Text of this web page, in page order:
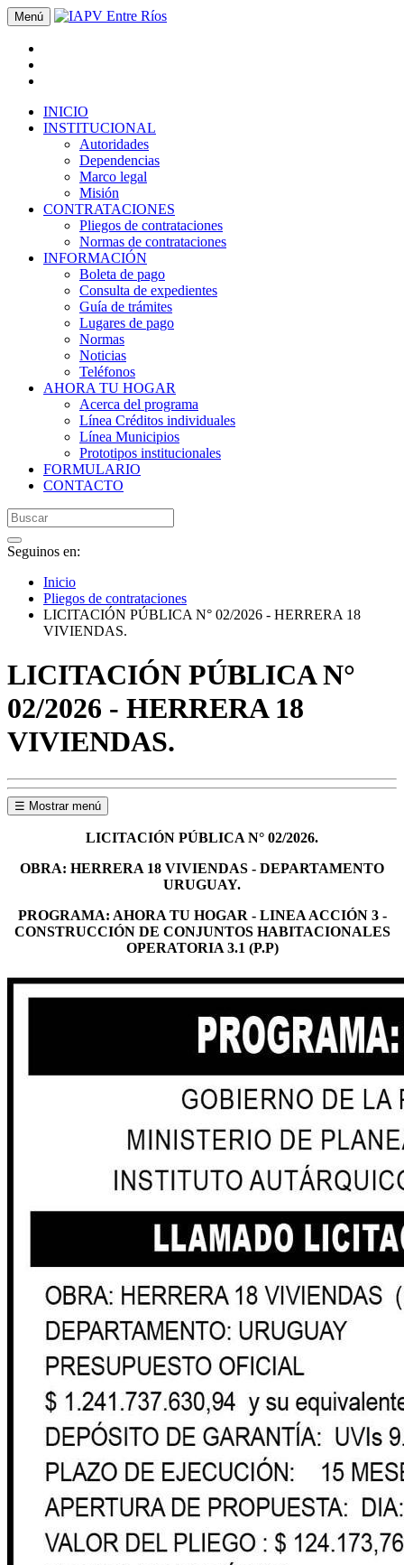
Menú
INICIO
INSTITUCIONAL
Autoridades
Dependencias
Marco legal
Misión
CONTRATACIONES
Pliegos de contrataciones
Normas de contrataciones
INFORMACIÓN
Boleta de pago
Consulta de expedientes
Guía de trámites
Lugares de pago
Normas
Noticias
Teléfonos
AHORA TU HOGAR
Acerca del programa
Línea Créditos individuales
Línea Municipios
Prototipos institucionales
FORMULARIO
CONTACTO
Seguinos en:
Inicio
Pliegos de contrataciones
LICITACIÓN PÚBLICA N° 02/2026 - HERRERA 18
VIVIENDAS.
LICITACIÓN PÚBLICA N°
02/2026 - HERRERA 18
VIVIENDAS.
☰ Mostrar menú
LICITACIÓN PÚBLICA N° 02/2026.
OBRA: HERRERA 18 VIVIENDAS - DEPARTAMENTO
URUGUAY.
PROGRAMA: AHORA TU HOGAR - LINEA ACCIÓN 3 -
CONSTRUCCIÓN DE CONJUNTOS HABITACIONALES
OPERATORIA 3.1 (P.P)